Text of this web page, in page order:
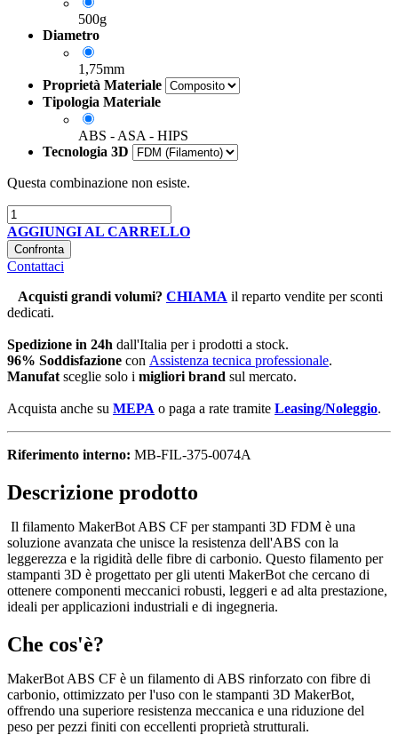
500g
Diametro
1,75mm
Proprietà Materiale
Tipologia Materiale
ABS - ASA - HIPS
Tecnologia 3D
Questa combinazione non esiste.
AGGIUNGI AL CARRELLO
Confronta
Contattaci
Acquisti grandi volumi? CHIAMA il reparto vendite per sconti
dedicati.
Spedizione in 24h dall'Italia per i prodotti a stock.
96% Soddisfazione con Assistenza tecnica professionale.
Manufat sceglie solo i migliori brand sul mercato.
Acquista anche su MEPA o paga a rate tramite Leasing/Noleggio.
Riferimento interno: MB-FIL-375-0074A
Descrizione prodotto
Il filamento MakerBot ABS CF per stampanti 3D FDM è una
soluzione avanzata che unisce la resistenza dell'ABS con la
leggerezza e la rigidità delle fibre di carbonio. Questo filamento per
stampanti 3D è progettato per gli utenti MakerBot che cercano di
ottenere componenti meccanici robusti, leggeri e ad alta prestazione,
ideali per applicazioni industriali e di ingegneria.
Che cos'è?
MakerBot ABS CF è un filamento di ABS rinforzato con fibre di
carbonio, ottimizzato per l'uso con le stampanti 3D MakerBot,
offrendo una superiore resistenza meccanica e una riduzione del
peso per pezzi finiti con eccellenti proprietà strutturali.